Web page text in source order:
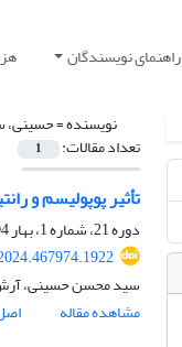
راهنمای نویسندگان
نویسنده =
تعداد مقالات: 1
تأثیر پوپولیسم و
دوره 21، شماره 1، بهار 1404، صفحه
سید محسن حسینی،
مشاهده مقاله